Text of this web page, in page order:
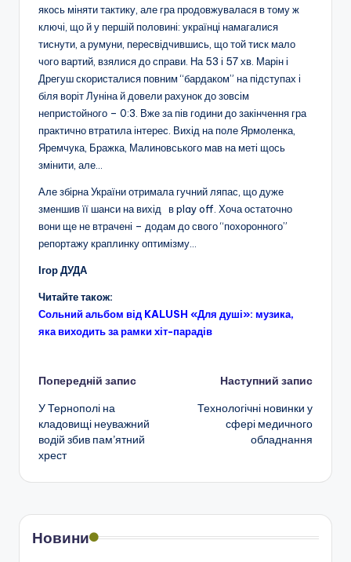
якось міняти тактику, але гра продовжувалася в тому ж
ключі, що й у першій половині: українці намагалися
тиснути, а румуни, пересвідчившись, що той тиск мало
чого вартий, взялися до справи. На 53 і 57 хв. Марін і
Дрегуш скористалися повним “бардаком” на підступах і
біля воріт Луніна й довели рахунок до зовсім
непристойного – 0:3. Вже за пів години до закінчення гра
практично втратила інтерес. Вихід на поле Ярмоленка,
Яремчука, Бражка, Малиновського мав на меті щось
змінити, але…
Але збірна України отримала гучний ляпас, що дуже
зменшив її шанси на вихід в play off. Хоча остаточно
вони ще не втрачені – додам до свого “похоронного”
репортажу краплинку оптимізму…
Ігор ДУДА
Читайте також:
Сольний альбом від KALUSH «Для душі»: музика,
яка виходить за рамки хіт-парадів
Навігація
по
запису
Попередній запис
У Тернополі на
кладовищі неуважний
водій збив пам’ятний
хрест
Наступний запис
Технологічні новинки у
сфері медичного
обладнання
Новини